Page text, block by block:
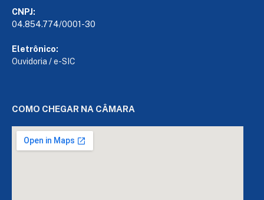
CNPJ:
04.854.774/0001-30
Eletrônico:
Ouvidoria /e-SIC
COMO CHEGAR NA CÂMARA